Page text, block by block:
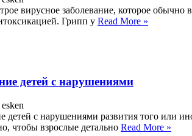
вирусное заболевание, которое
Грипп у Read More »
детей с нарушениями
детей с нарушениями развития того или
чтобы взрослые детально Read More »